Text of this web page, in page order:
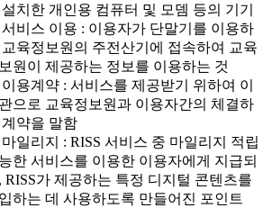
치한 개인용 컴퓨터 및 모뎀 등의 기기
비스 이용 : 이용자가 단말기를 이용하
교육정보원의 주전산기에 접속하여 교육
원이 제공하는 정보를 이용하는 것
용계약 : 서비스를 제공받기 위하여 이
으로 교육정보원과 이용자간의 체결하
계약을 말함
일리지 : RISS 서비스 중 마일리지 적립
한 서비스를 이용한 이용자에게 지급되
RISS가 제공하는 특정 디지털 콘텐츠를
하는 데 사용하도록 만들어진 포인트